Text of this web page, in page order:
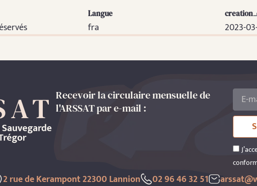
Langue
fra 2023-
Recevoir la circulaire mensuelle de
l'ARSSAT par e-mail :
2 rue de Kerampont 22300 Lannion 02 96 46 32 51